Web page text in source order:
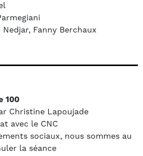
Nedjar, Fanny Berchaux
100
Christine Lapoujade
avec le CNC
sociaux, nous sommes au
la séance